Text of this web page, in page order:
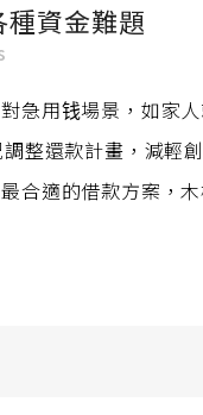
資金難題
急用钱場景，如家
整還款計畫，減輕
合適的借款方案，